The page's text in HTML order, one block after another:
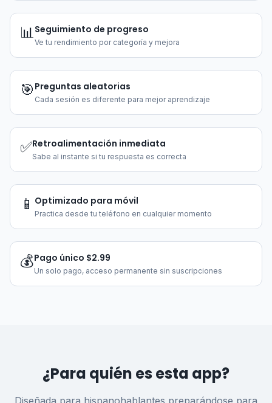
📊Seguimiento de progreso
Ve tu rendimiento por categoría y mejora
🎯 Preguntas aleatorias
Cada sesión es diferente para mejor aprendizaje
✅Retroalimentación inmediata
Sabe al instante si tu respuesta es correcta
📱 Optimizado para móvil
Practica desde tu teléfono en cualquier momento
💰Pago único $2.99
Un solo pago, acceso permanente sin suscripciones
¿Para quién es esta app?
Diseñada para hispanohablantes preparándose para